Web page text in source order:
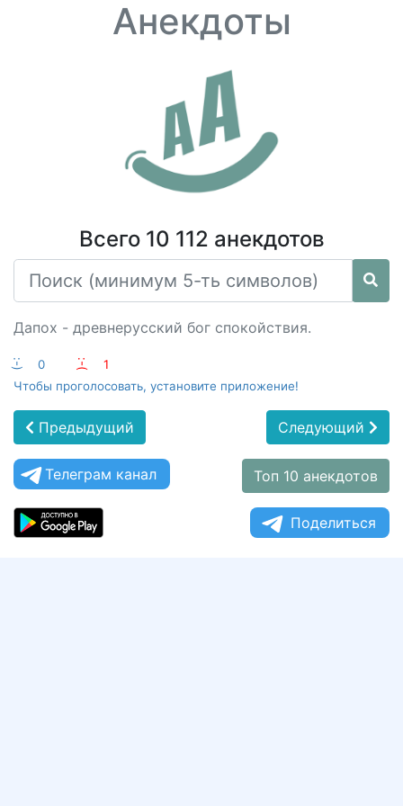
Анекдоты
Всего 10 112 анекдотов
Дапох - древнерусский бог спокойствия.
:-) 0 :-(
1
Чтобы проголосовать, установите приложение!
Предыдущий Следующий
Телеграм канал Топ 10 анекдотов
Поделиться